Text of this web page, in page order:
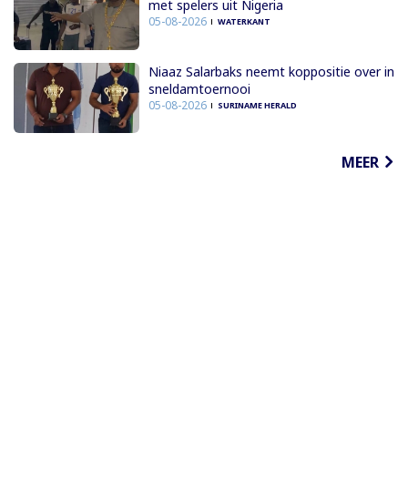
met spelers uit Nigeria
05-08-2026 WATERKANT
Niaaz Salarbaks neemt koppositie over in
sneldamtoernooi
05-08-2026 SURINAME HERALD
MEER